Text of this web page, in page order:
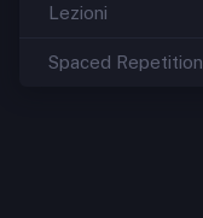
Lezioni
Spaced Repetition